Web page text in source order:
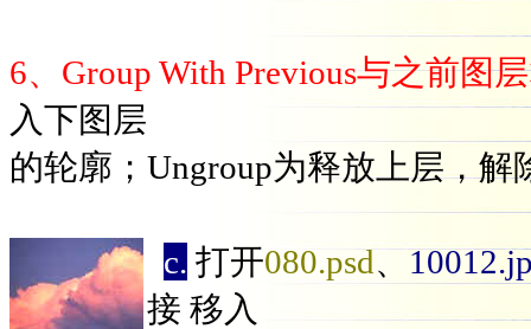
6、Group With Previous与之前图
入下图层
的轮廓；Ungroup为释放上层，解
c. 打开080.psd、
接 移入